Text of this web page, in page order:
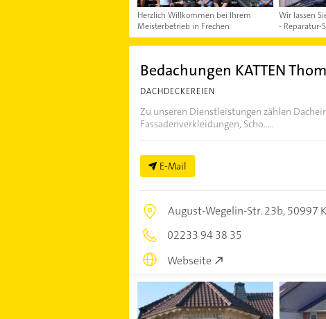
Herzlich Willkommen bei Ihrem
Meisterbetrieb in Frechen
Wir lassen
- Reparatur-
Bedachungen KATTEN
DACHDECKEREIEN
Zu unseren Dienstleistungen zählen
Fassadenverkleidungen, Scho.....
E-Mail
August-Wegelin-Str. 23b,50997
02233 94 38 35
Webseite